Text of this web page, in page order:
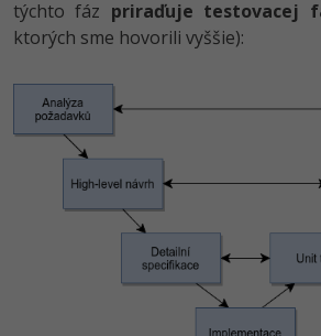
týchto fáz priraďuje testovacej
ktorých sme hovorili vyššie):